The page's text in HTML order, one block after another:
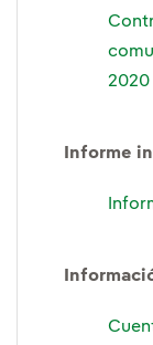
2020
Informe